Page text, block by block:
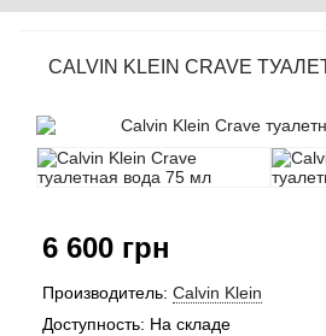
CALVIN KLEIN CRAVE
6 600 грн
Производитель: Calvin Klein
Доступность: На складе
19-69
27 87 Perfumes
42° by Beauty More
Abercrombie Fitch
Absolument Parfumeur
Acca Kappa
Отзывы
Доставка
Условия
Aкции
Контакты
Статьи
История заказов
Рассылка новостей